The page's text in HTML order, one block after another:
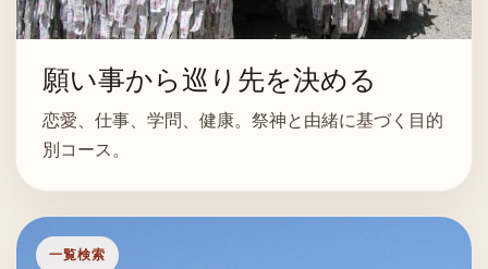
願い事から巡り先を決める
恋愛、仕事、学問、健康。祭神と由緒に基づく目的
別コース。
一覧検索